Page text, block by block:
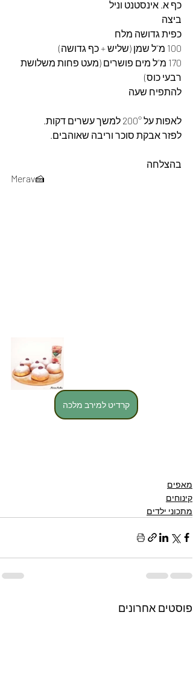
כף א. אינסטנט וניל
ביצה
כפית גדושה מלח
100 מ”ל שמן (שליש + כף גדושה)
170 מ”ל מים פושרים (מעט פחות משלושת
רבעי כוס)
להתפיח שעה
לאפות על 200° למשך עשרים דקות.
לפזר אבקת סוכר וריבה שאוהבים.
בהצלחה
Merav🍰
קרדיט למירב מלכה
מאפים
קינוחים
מתכוני ילדים
פוסטים אחרונים